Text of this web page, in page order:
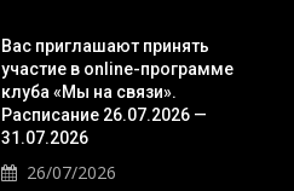
Вас приглашают принять
участие в online-программе
клуба «Мы на связи».
Расписание 26.07.2026 —
31.07.2026
26/07/2026